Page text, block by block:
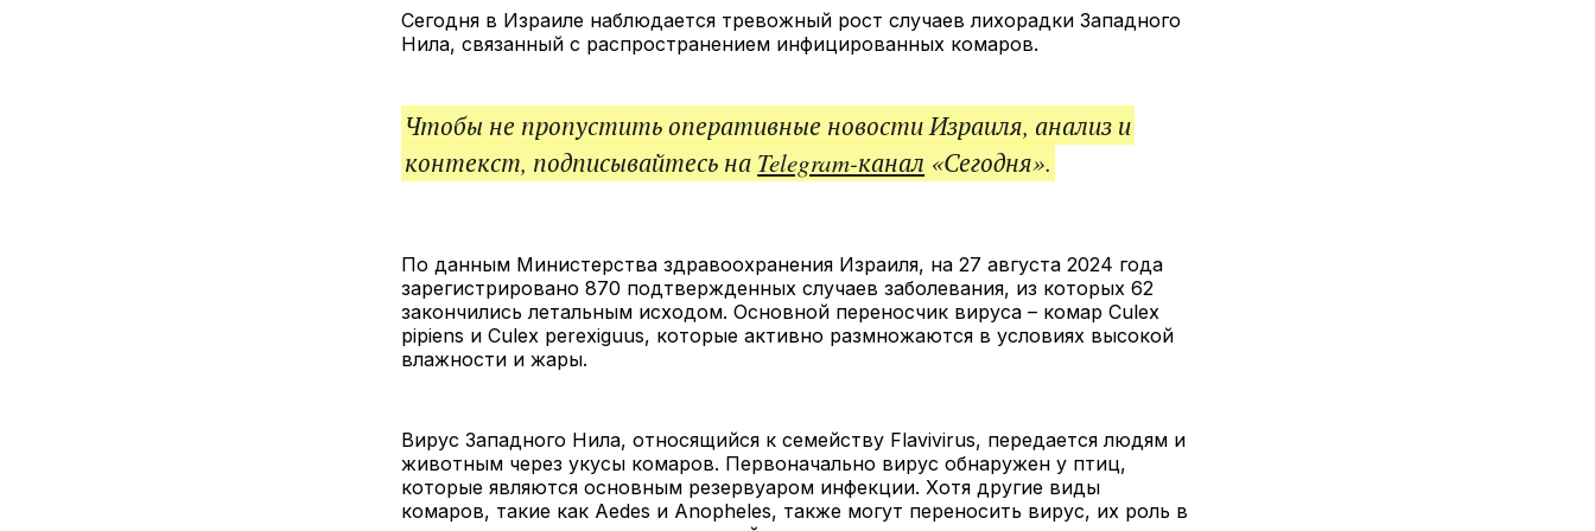
ссылкой
Сегодня в Израиле наблюдается тревожный рост случаев лихорадки Западного
Нила, связанный с распространением инфицированных комаров.
Чтобы не пропустить оперативные новости Израиля, анализ и
контекст, подписывайтесь на Telegram-канал «Сегодня».
По данным Министерства здравоохранения Израиля, на 27 августа 2024 года
зарегистрировано 870 подтвержденных случаев заболевания, из которых 62
закончились летальным исходом. Основной переносчик вируса – комар Culex
pipiens и Culex perexiguus, которые активно размножаются в условиях высокой
влажности и жары.
Вирус Западного Нила, относящийся к семейству Flavivirus, передается людям и
животным через укусы комаров. Первоначально вирус обнаружен у птиц,
которые являются основным резервуаром инфекции. Хотя другие виды
комаров, такие как Aedes и Anopheles, также могут переносить вирус, их роль в